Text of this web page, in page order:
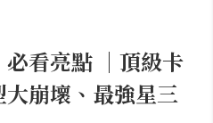
必看亮點 ｜頂級卡
崩壞、最強星三